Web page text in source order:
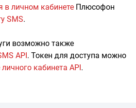
в личном кабинете Плюсофон
SMS.
возможно также
API. Токен для доступа можно
кабинета API.